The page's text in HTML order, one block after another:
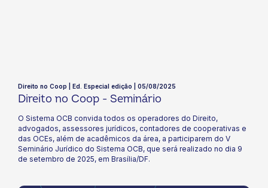
Direito no Coop | Ed. Especial edição | 05/08/2025
Direito no Coop - Seminário
O Sistema OCB convida todos os operadores do Direito,
advogados, assessores jurídicos, contadores de cooperativas e
das OCEs, além de acadêmicos da área, a participarem do V
Seminário Jurídico do Sistema OCB, que será realizado no dia 9
de setembro de 2025, em Brasília/DF.